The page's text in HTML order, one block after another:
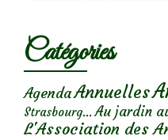
Catégories
AgendaAnnuelles
Strasbourg... Au jardin
L'Association des